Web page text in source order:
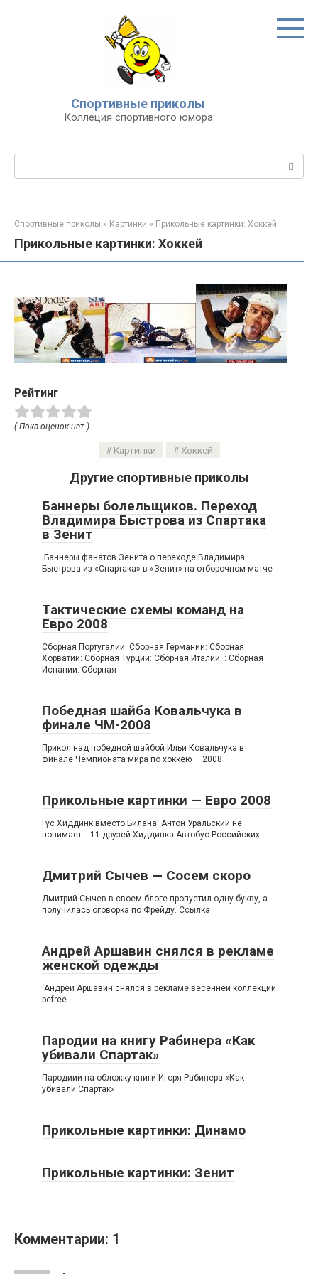
Спортивные приколы
Коллеция спортивного юмора
Спортивные приколы » Картинки » Прикольные картинки: Хоккей
Прикольные картинки: Хоккей
Рейтинг
( Пока оценок нет )
Картинки Хоккей
Другие спортивные приколы
Баннеры болельщиков. Переход
Владимира Быстрова из Спартака
в Зенит
Баннеры фанатов Зенита о переходе Владимира
Быстрова из «Спартака» в «Зенит» на отборочном матче
Тактические схемы команд на
Евро 2008
Сборная Португалии: Сборная Германии: Сборная
Хорватии: Сборная Турции: Сборная Италии: : Сборная
Испании: Сборная
Победная шайба Ковальчука в
финале ЧМ-2008
Прикол над победной шайбой Ильи Ковальчука в
финале Чемпионата мира по хоккею — 2008
Прикольные картинки — Евро 2008
Гус Хиддинк вместо Билана. Антон Уральский не
понимает. 11 друзей Хиддинка Автобус Российских
Дмитрий Сычев — Сосем скоро
Дмитрий Сычев в своем блоге пропустил одну букву, а
получилась оговорка по Фрейду. Ссылка
Андрей Аршавин снялся в рекламе
женской одежды
Андрей Аршавин снялся в рекламе весенней коллекции
befree.
Пародии на книгу Рабинера «Как
убивали Спартак»
Пародиии на обложку книги Игоря Рабинера «Как
убивали Спартак»
Прикольные картинки: Динамо
Прикольные картинки: Зенит
Комментарии: 1